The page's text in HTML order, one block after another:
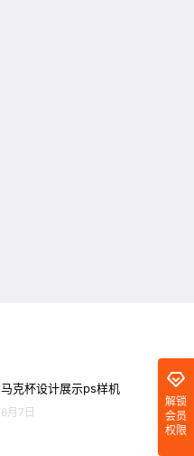
解锁
会员
权限
马克杯设计展示ps样机
6月7日